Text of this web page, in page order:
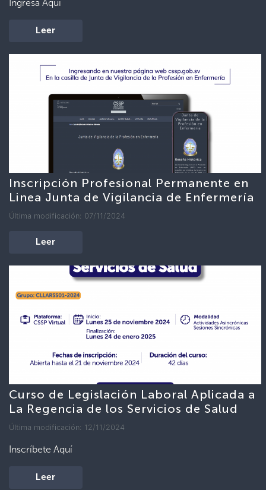
Ingresa Aquí
Leer
Inscripción Profesional Permanente en
Linea Junta de Vigilancia de Enfermería
Última modificación: 07/11/2024
Leer
Curso de Legislación Laboral Aplicada a
La Regencia de los Servicios de Salud
Última modificación: 12/11/2024
Inscríbete Aquí
Leer